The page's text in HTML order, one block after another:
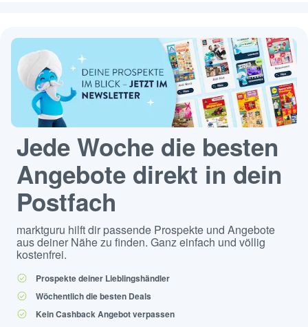
Jede Woche die besten
Angebote direkt in dein
Postfach
marktguru hilft dir passende Prospekte und Angebote
aus deiner Nähe zu finden. Ganz einfach und völlig
kostenfrei.
Prospekte deiner Lieblingshändler
Wöchentlich die besten Deals
Kein Cashback Angebot verpassen